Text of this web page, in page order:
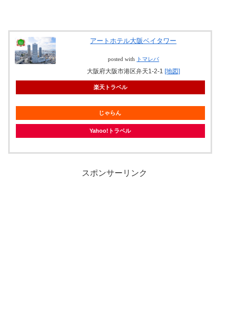
アートホテル大阪ベイタワー
posted with トマレバ
大阪府大阪市港区弁天1-2-1 [地図]
楽天トラベル
じゃらん
Yahoo!トラベル
スポンサーリンク